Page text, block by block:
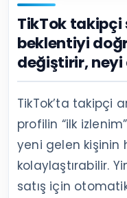
TikTok takipçi
beklentiyi
değiştirir,
TikTok’ta takipçi
profilin “ilk
yeni gelen kişinin
kolaylaştırabilir.
satış için